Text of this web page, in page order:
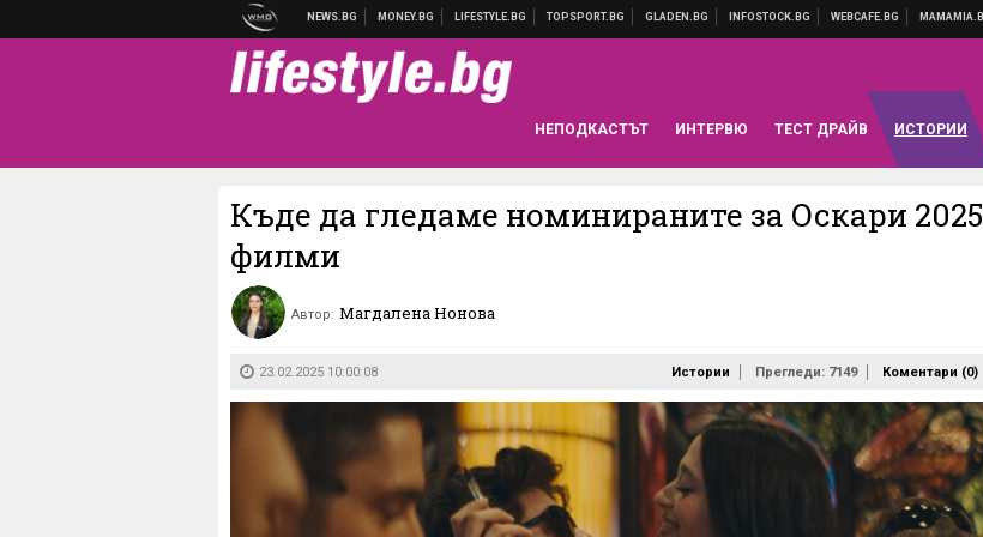
НЕПОДКАСТЪТ ИНТЕРВЮ ТЕСТ ДРАЙВ ИСТОРИИ
Къде да гледаме номинираните за Оскари 2025
филми
Автор: Магдалена Нонова
23.02.2025 10:00:08 Истории Прегледи: 7149 Коментари (0)